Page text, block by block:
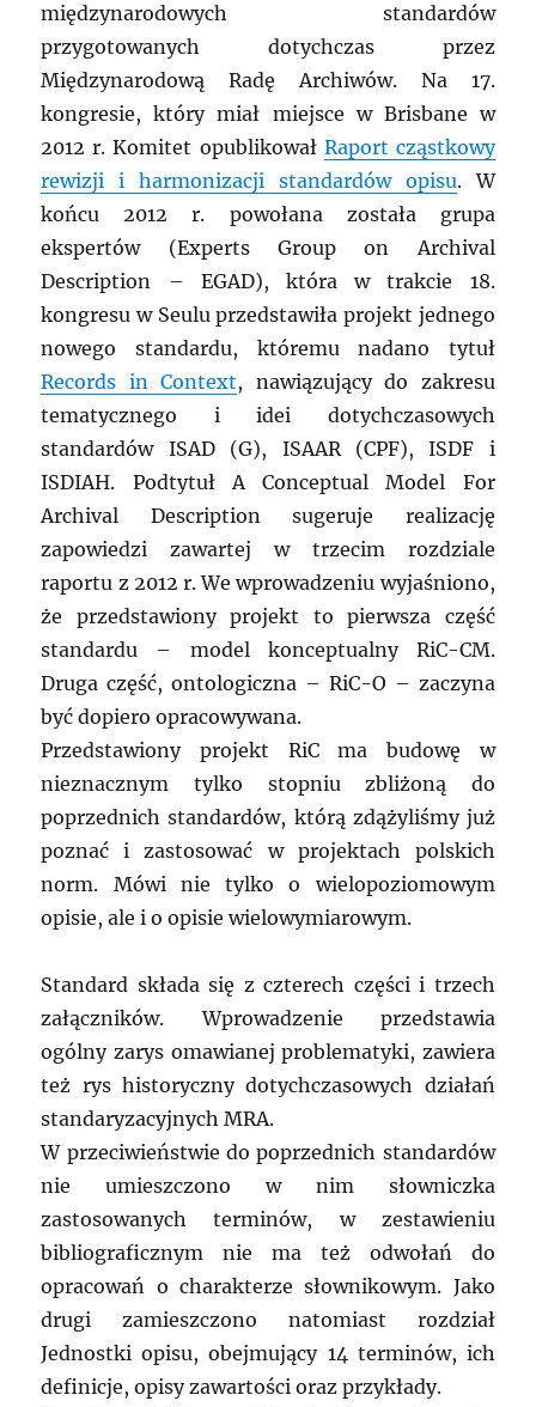
międzynarodowych standardów
przygotowanych dotychczas przez
Międzynarodową Radę Archiwów. Na 17.
kongresie, który miał miejsce w Brisbane w
2012 r. Komitet opublikował Raport cząstkowy
rewizji i harmonizacji standardów opisu. W
końcu 2012 r. powołana została grupa
ekspertów (Experts Group on Archival
Description – EGAD), która w trakcie 18.
kongresu w Seulu przedstawiła projekt jednego
nowego standardu, któremu nadano tytuł
Records in Context, nawiązujący do zakresu
tematycznego i idei dotychczasowych
standardów ISAD (G), ISAAR (CPF), ISDF i
ISDIAH. Podtytuł A Conceptual Model For
Archival Description sugeruje realizację
zapowiedzi zawartej w trzecim rozdziale
raportu z 2012 r. We wprowadzeniu wyjaśniono,
że przedstawiony projekt to pierwsza część
standardu – model konceptualny RiC-CM.
Druga część, ontologiczna – RiC-O – zaczyna
być dopiero opracowywana.
Przedstawiony projekt RiC ma budowę w
nieznacznym tylko stopniu zbliżoną do
poprzednich standardów, którą zdążyliśmy już
poznać i zastosować w projektach polskich
norm. Mówi nie tylko o wielopoziomowym
opisie, ale i o opisie wielowymiarowym.
Standard składa się z czterech części i trzech
załączników. Wprowadzenie przedstawia
ogólny zarys omawianej problematyki, zawiera
też rys historyczny dotychczasowych działań
standaryzacyjnych MRA.
W przeciwieństwie do poprzednich standardów
nie umieszczono w nim słowniczka
zastosowanych terminów, w zestawieniu
bibliograficznym nie ma też odwołań do
opracowań o charakterze słownikowym. Jako
drugi zamieszczono natomiast rozdział
Jednostki opisu, obejmujący 14 terminów, ich
definicje, opisy zawartości oraz przykłady.